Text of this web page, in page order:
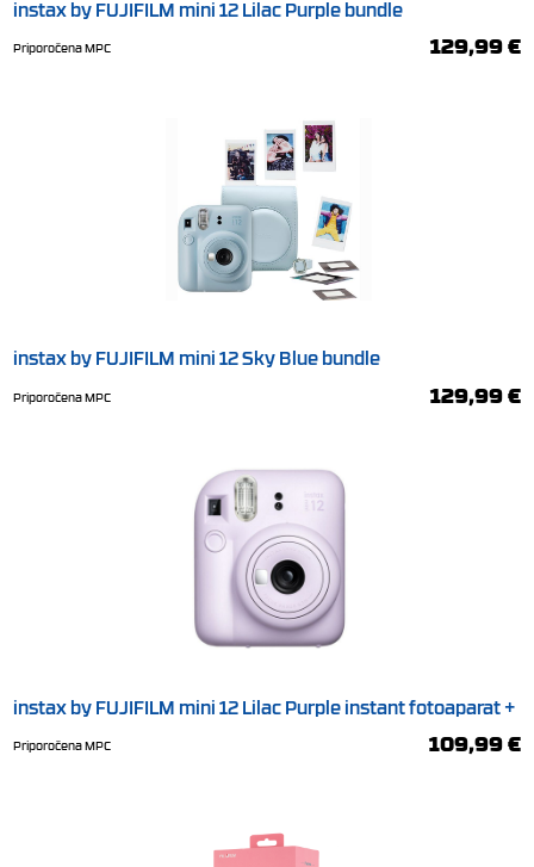
instax by FUJIFILM mini 12 Lilac Purple bundle
Priporočena MPC 129,99 €
instax by FUJIFILM mini 12 Sky Blue bundle
Priporočena MPC 129,99 €
instax by FUJIFILM mini 12 Lilac Purple instant fotoaparat +
Priporočena MPC 109,99 €